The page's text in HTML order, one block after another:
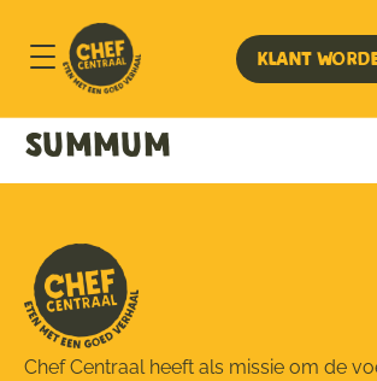
Klant
Summum
Chef Centraal heeft als missie om de